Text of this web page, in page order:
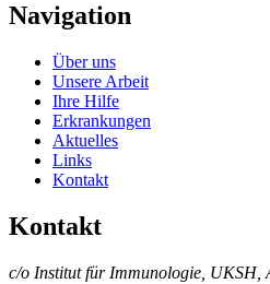
Navigation
Über uns
Unsere Arbeit
Ihre Hilfe
Erkrankungen
Aktuelles
Links
Kontakt
Kontakt
c/o Institut für Immunologie, UKSH,